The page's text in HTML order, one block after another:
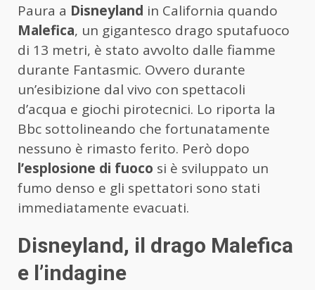
Paura a Disneyland in California quando
Malefica, un gigantesco drago sputafuoco
di 13 metri, è stato avvolto dalle fiamme
durante Fantasmic. Ovvero durante
un’esibizione dal vivo con spettacoli
d’acqua e giochi pirotecnici. Lo riporta la
Bbc sottolineando che fortunatamente
nessuno è rimasto ferito. Però dopo
l’esplosione di fuoco si è sviluppato un
fumo denso e gli spettatori sono stati
immediatamente evacuati.
Disneyland, il drago Malefica
e l’indagine